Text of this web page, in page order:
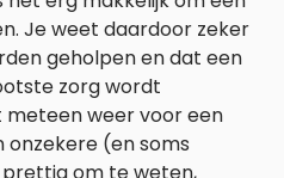
Je weet daardoor zeker
geholpen en dat een
zorg wordt
meteen weer voor een
onzekere (en soms